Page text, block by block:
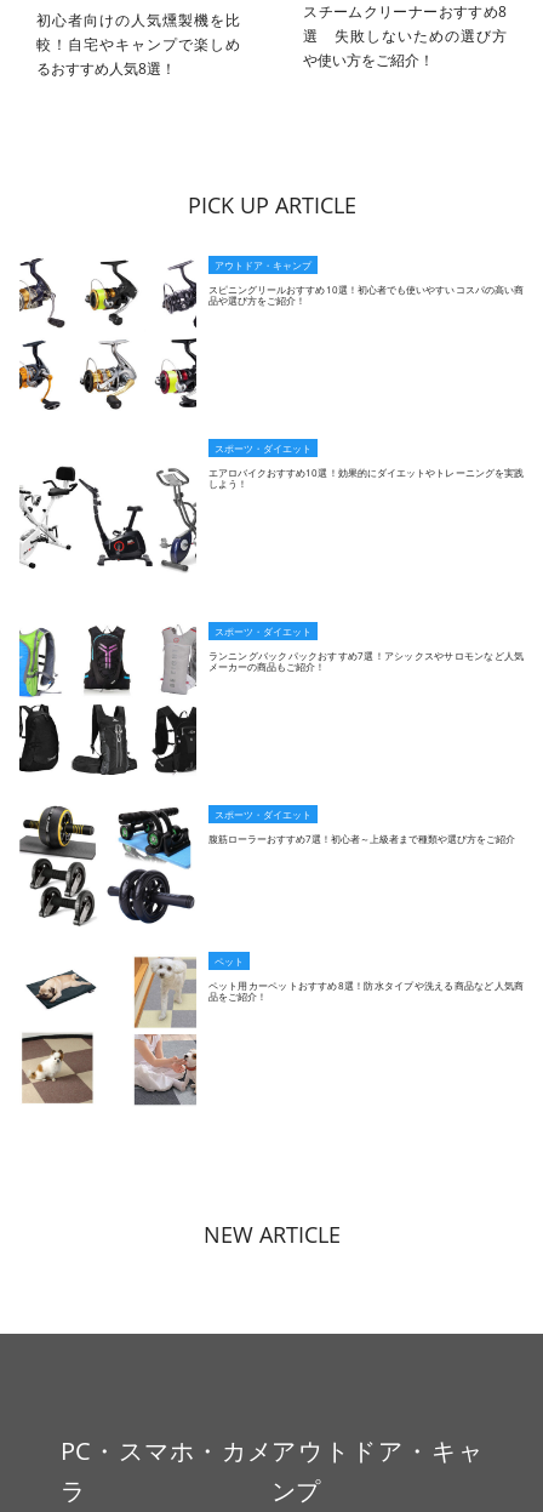
初心者向けの人気燻製機を比
較！自宅やキャンプで楽しめ
るおすすめ人気8選！
スチームクリーナーおすすめ8
選 失敗しないための選び方
や使い方をご紹介！
PICK UP ARTICLE
アウトドア・キャンプ
スピニングリールおすすめ10選！初心者でも使いやすいコスパの高い商
品や選び方をご紹介！
スポーツ・ダイエット
エアロバイクおすすめ10選！効果的にダイエットやトレーニングを実践
しよう！
スポーツ・ダイエット
ランニングバックパックおすすめ7選！アシックスやサロモンなど人気
メーカーの商品もご紹介！
スポーツ・ダイエット
腹筋ローラーおすすめ7選！初心者～上級者まで種類や選び方をご紹介
ペット
ペット用カーペットおすすめ8選！防水タイプや洗える商品など人気商
品をご紹介！
NEW ARTICLE
PC・スマホ・カメ
ラ
アウトドア・キャ
ンプ